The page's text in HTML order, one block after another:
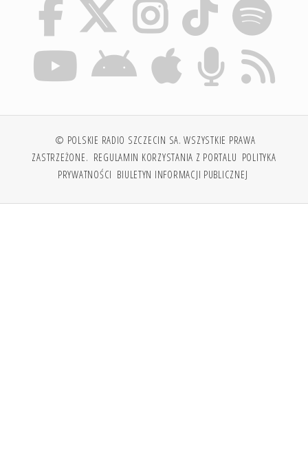
© POLSKIE RADIO SZCZECIN SA. WSZYSTKIE PRAWA
ZASTRZEŻONE. REGULAMIN KORZYSTANIA Z PORTALU POLITYKA
PRYWATNOŚCI BIULETYN INFORMACJI PUBLICZNEJ